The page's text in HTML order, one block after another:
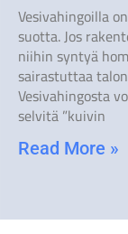
Vesivahingoilla
suotta. Jos
niihin syntyä
sairastuttaa
Vesivahingosta
selvitä ”kuivin
Read More »